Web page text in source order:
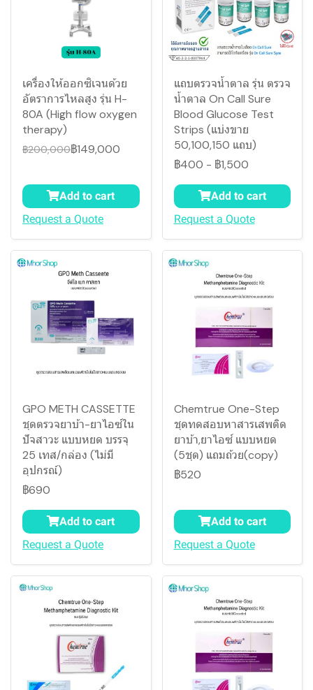
เครื่องให้ออกซิเจนด้วย
อัตราการไหลสูง รุ่น H-
80A (High flow oxygen
therapy)
฿200,000฿149,000
Add to cart
Request a Quote
แถบตรวจน้ำตาล รุ่น ตรวจ
น้ำตาล On Call Sure
Blood Glucose Test
Strips (แบ่งขาย
50,100,150 แถบ)
฿400 - ฿1,500
Add to cart
Request a Quote
GPO METH CASSETTE
ชุดตรวจยาบ้า-ยาไอซ์ใน
ปัจสาวะ แบบหยด บรรจุ
25 เทส/กล่อง (ไม่มี
อุปกรณ์)
฿690
Add to cart
Request a Quote
Chemtrue One-Step
ชุดทดสอบหาสารเสพติด
ยาบ้า,ยาไอซ์ แบบหยด
(5ชุด) แถมถ้วย(copy)
฿520
Add to cart
Request a Quote